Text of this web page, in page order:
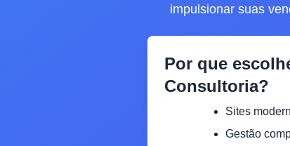
impulsionar suas
Por que
Consultoria?
Sites
Gestão